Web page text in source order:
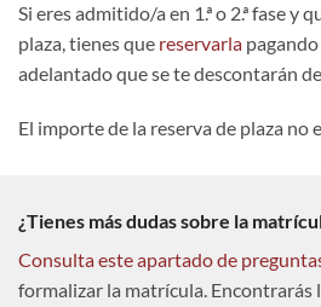
Si eres admitido/a en 1.ª o 2.ª fase y
plaza, tienes que reservarla
adelantado que se te descontarán
El importe de la reserva de plaza no
¿Tienes más dudas sobre la
Consulta este apartado de
formalizar la matrícula. Encontrarás